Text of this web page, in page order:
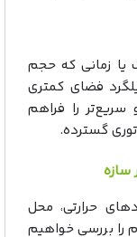
زمانی که حجم
فضای کمتری
را فراهم
گسترده.
حرارتی، محل
بررسی خواهیم